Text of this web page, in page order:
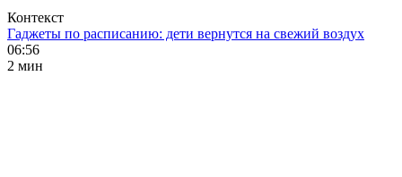
Контекст
Гаджеты по расписанию: дети вернутся на свежий воздух
06:56
2 мин